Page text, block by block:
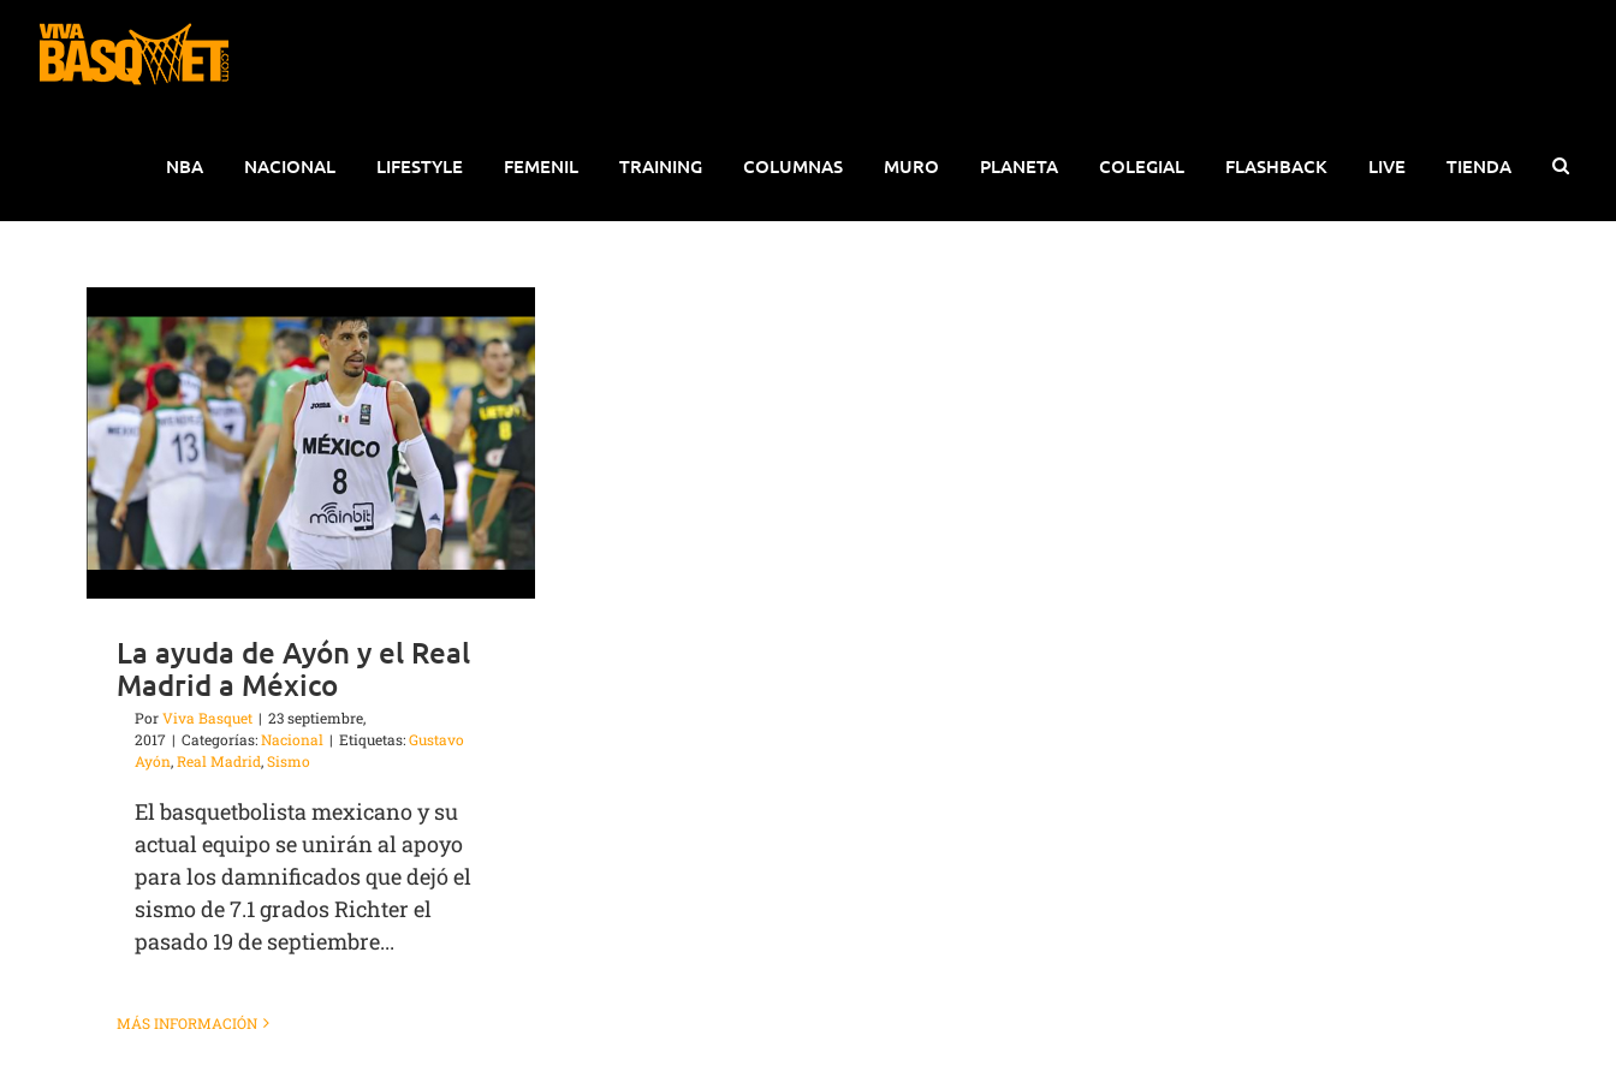
contenido
NBA NACIONAL LIFESTYLE FEMENIL TRAINING COLUMNAS MURO PLANETA COLEGIAL FLASHBACK LIVE TIENDA
La ayuda de Ayón y el Real
Madrid a México
PorViva Basquet | 23 septiembre,
2017 | Categorías:Nacional | Etiquetas:Gustavo
Ayón,Real Madrid,Sismo
El basquetbolista mexicano y su
actual equipo se unirán al apoyo
para los damnificados que dejó el
sismo de 7.1 grados Richter el
pasado 19 de septiembre...
MÁS INFORMACIÓN